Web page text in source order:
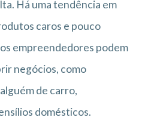
Há uma tendência em
caros e pouco
empreendedores podem
negócios, como
de carro,
domésticos.